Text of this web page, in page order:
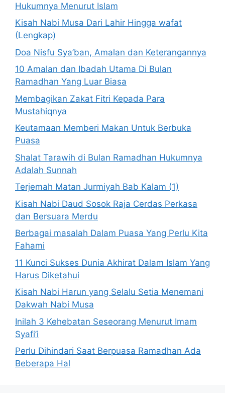
Hukumnya Menurut Islam
Kisah Nabi Musa Dari Lahir Hingga wafat
(Lengkap)
Doa Nisfu Sya’ban, Amalan dan Keterangannya
10 Amalan dan Ibadah Utama Di Bulan
Ramadhan Yang Luar Biasa
Membagikan Zakat Fitri Kepada Para
Mustahiqnya
Keutamaan Memberi Makan Untuk Berbuka
Puasa
Shalat Tarawih di Bulan Ramadhan Hukumnya
Adalah Sunnah
Terjemah Matan Jurmiyah Bab Kalam (1)
Kisah Nabi Daud Sosok Raja Cerdas Perkasa
dan Bersuara Merdu
Berbagai masalah Dalam Puasa Yang Perlu Kita
Fahami
11 Kunci Sukses Dunia Akhirat Dalam Islam Yang
Harus Diketahui
Kisah Nabi Harun yang Selalu Setia Menemani
Dakwah Nabi Musa
Inilah 3 Kehebatan Seseorang Menurut Imam
Syafi’i
Perlu Dihindari Saat Berpuasa Ramadhan Ada
Beberapa Hal